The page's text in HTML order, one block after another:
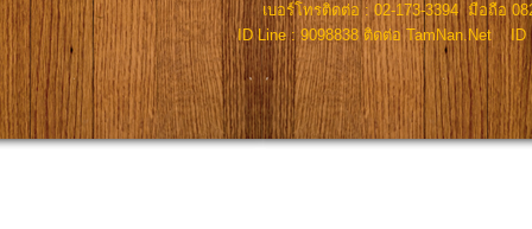
เบอร์โทรติดต่อ : 02-173-3394 มือถือ
ID Line : 9098838 ติดต่อ TamNan.Net